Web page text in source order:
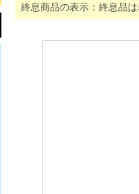
終息商品の表示：終息品